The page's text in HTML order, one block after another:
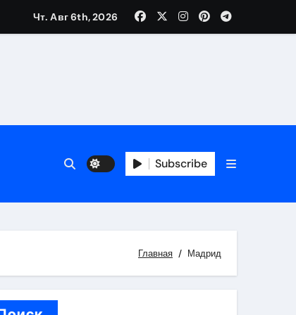
ресниц и депиляции
Чт. Авг 6th, 2026
Subscribe
Главная Мадрид